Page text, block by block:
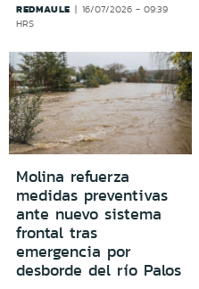
REDMAULE
16/07/2026 - 09:39
HRS
Molina refuerza
medidas preventivas
ante nuevo sistema
frontal tras
emergencia por
desborde del río Palos